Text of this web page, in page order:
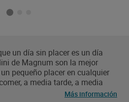
un día sin placer es un día
de Magnum son la mejor
pequeño placer en cualquier
a media tarde, a media
te apetezca! Disfruta delMás información